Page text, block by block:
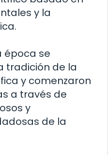
y la
época se
tradición de la
y comenzaron
a través de
y
de la